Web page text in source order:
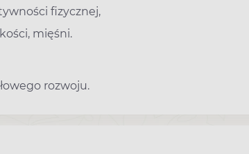
fizycznej,
mięśni.
rozwoju.